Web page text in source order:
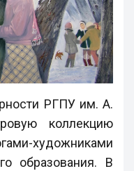
РГПУ им. А.
коллекцию
художниками
образования. В